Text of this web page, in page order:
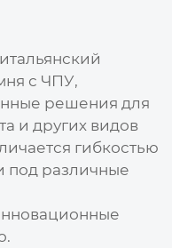
с ЧПУ,
решения для
и других видов
гибкостью
под различные